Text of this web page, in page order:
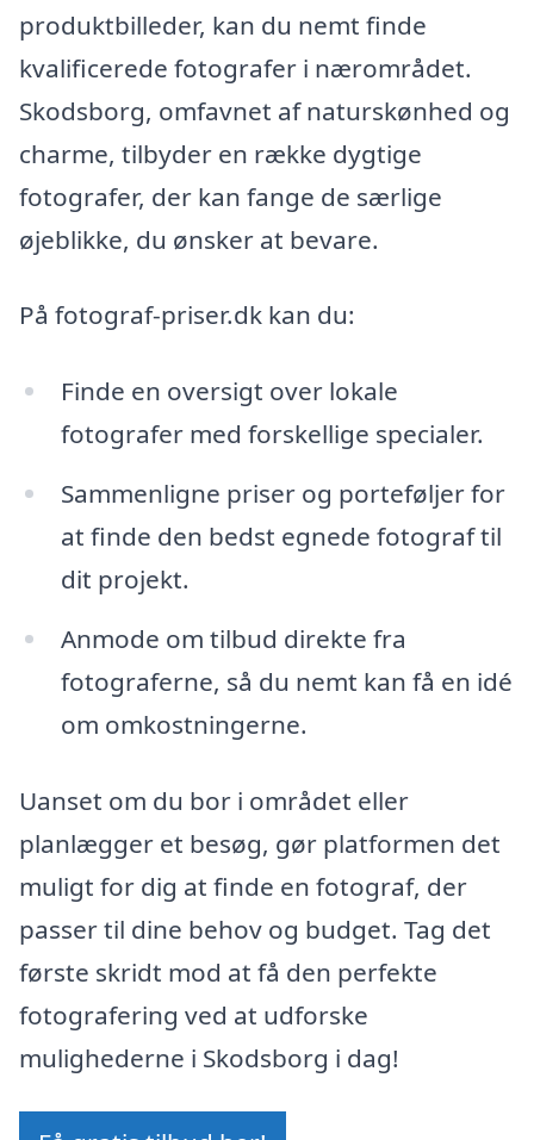
produktbilleder, kan du nemt finde
kvalificerede fotografer i nærområdet.
Skodsborg, omfavnet af naturskønhed og
charme, tilbyder en række dygtige
fotografer, der kan fange de særlige
øjeblikke, du ønsker at bevare.
På fotograf-priser.dk kan du:
Finde en oversigt over lokale
fotografer med forskellige specialer.
Sammenligne priser og porteføljer for
at finde den bedst egnede fotograf til
dit projekt.
Anmode om tilbud direkte fra
fotograferne, så du nemt kan få en idé
om omkostningerne.
Uanset om du bor i området eller
planlægger et besøg, gør platformen det
muligt for dig at finde en fotograf, der
passer til dine behov og budget. Tag det
første skridt mod at få den perfekte
fotografering ved at udforske
mulighederne i Skodsborg i dag!